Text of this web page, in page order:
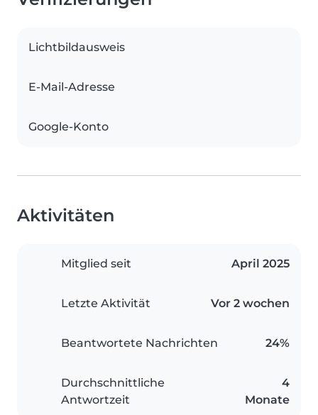
Lichtbildausweis
E-Mail-Adresse
Google-Konto
Aktivitäten
Mitglied seit April 2025
Letzte Aktivität Vor 2 wochen
Beantwortete Nachrichten 24%
Durchschnittliche
Antwortzeit
4
Monate